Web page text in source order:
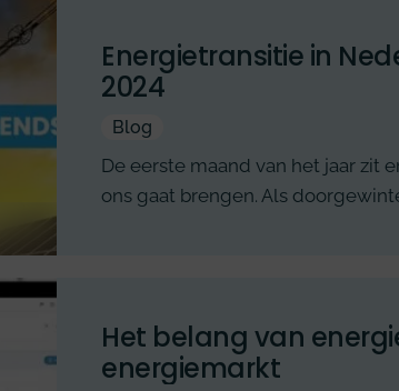
Energietransitie in
2024
Blog
De eerste maand van het jaar zit
ons gaat brengen. Als
Het belang van
energiemarkt